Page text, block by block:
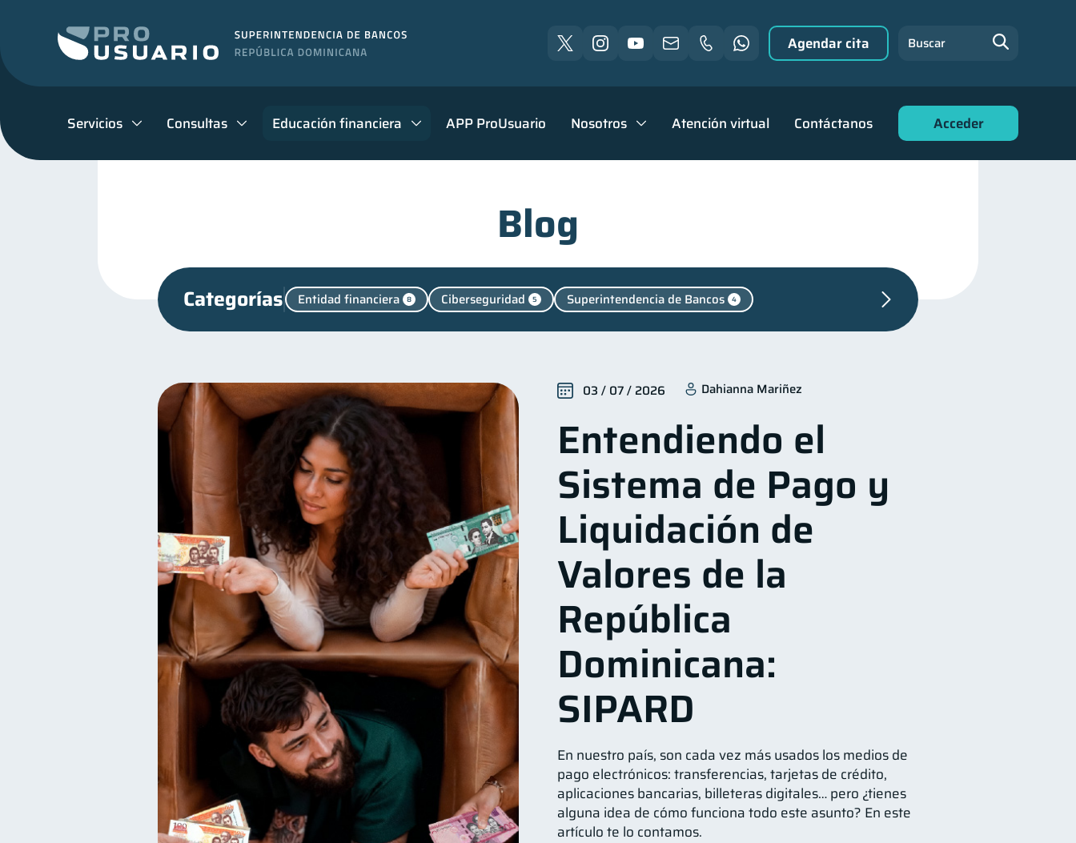
Servicios Consultas Educación financiera APP ProUsuario Nosotros Atención virtual Contáctanos Acceder
Agendar cita Buscar
Blog
Categorías Entidad financiera 8 Ciberseguridad 5 Superintendencia de Bancos 4
Finanzas para mujeres 20 Seguridad financiera 13 Salud financiera Productos financieros
Organización Financiera 10 Deudas Préstamos Ahorro 8 Consejos Tarjeta de crédito
Historial crediticio 6 Servicios 4 Derechos & Deberes Vacaciones 2 Cuenta Abandonada 2
Inversiones Finanzas Personales Finanzas en Pareja 1 Educación Financiera
Información financiera inversiones ahorro 1 Retiro Doble sueldo Gasto responsable
información financiera
03 / 07 / 2026 Dahianna Mariñez
Entendiendo el
Sistema de Pago y
Liquidación de
Valores de la
República
Dominicana:
SIPARD
En nuestro país, son cada vez más usados los medios de
pago electrónicos: transferencias, tarjetas de crédito,
aplicaciones bancarias, billeteras digitales… pero ¿tienes
alguna idea de cómo funciona todo este asunto? En este
artículo te lo contamos.